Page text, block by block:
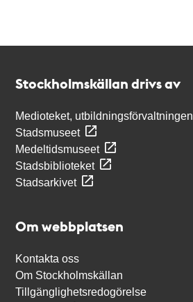
Stockholmskällan drivs av
Medioteket, utbildningsförvaltningen
Stadsmuseet
Medeltidsmuseet
Stadsbiblioteket
Stadsarkivet
Om webbplatsen
Kontakta oss
Om Stockholmskällan
Tillgänglighetsredogörelse